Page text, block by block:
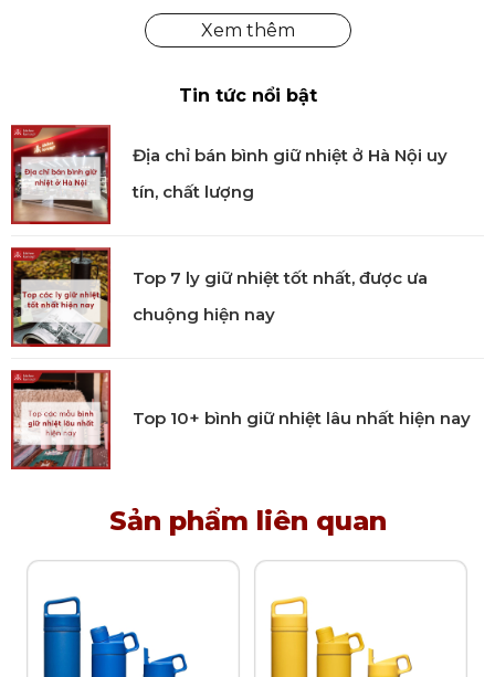
chức năng. Mua hàng tại Kitchen Koncept khách
hàng sẽ yên tâm khi nhận được đầy đủ chế độ bảo
hành và dịch vụ hậu mãi chúng tôi đem đến.
Tin tức nổi bật
Địa chỉ bán bình giữ nhiệt ở Hà Nội uy
tín, chất lượng
Top 7 ly giữ nhiệt tốt nhất, được ưa
chuộng hiện nay
Top 10+ bình giữ nhiệt lâu nhất hiện nay
Sản phẩm liên quan